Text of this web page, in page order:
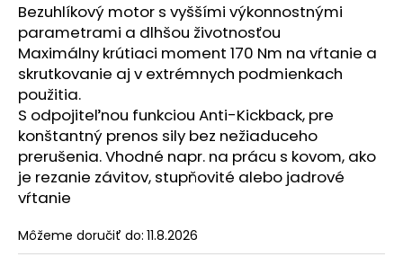
Bezuhlíkový motor s vyššími výkonnostnými
parametrami a dlhšou životnosťou
Maximálny krútiaci moment 170 Nm na vŕtanie a
skrutkovanie aj v extrémnych podmienkach
použitia.
S odpojiteľnou funkciou Anti-Kickback, pre
konštantný prenos sily bez nežiaduceho
prerušenia. Vhodné napr. na prácu s kovom, ako
je rezanie závitov, stupňovité alebo jadrové
vŕtanie
Môžeme doručiť do: 11.8.2026
O
d
p
o
r
ú
č
a
m
e
FLEX